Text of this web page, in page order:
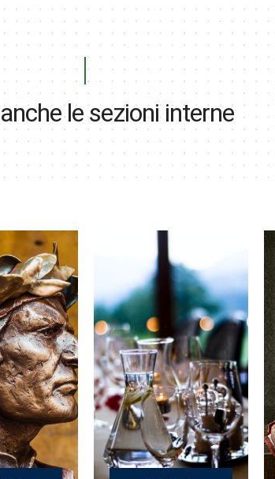
le sezioni interne